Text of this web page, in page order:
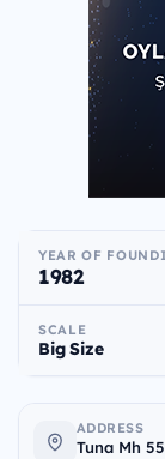
YEAR OF
1982
SCALE
Big Size
ADDRESS
Tuna Mh